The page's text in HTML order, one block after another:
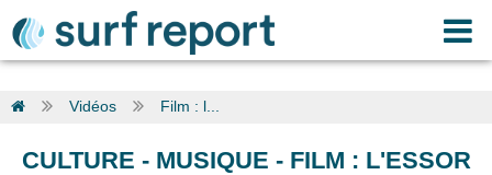
Vidéos Film : l...
CULTURE - MUSIQUE - FILM : L'ESSOR